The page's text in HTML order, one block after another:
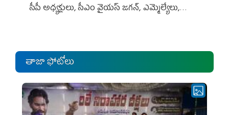
సీపీ అధ్య‌క్షులు, సీఎం వైయ‌స్ జ‌గ‌న్, ఎమ్మెల్యేలు,
తాజా ఫోటోలు